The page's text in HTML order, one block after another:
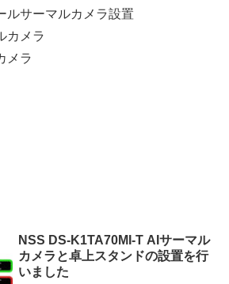
ルサーマルカメラ設置
カメラ
メラ
NSS DS-K1TA70MI-T AIサーマル
カメラと卓上スタンドの設置を行
いました